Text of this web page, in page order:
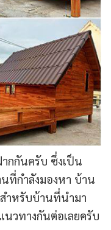
กกันครับ ซึ่งเป็น
ที่กำลังมองหา บ้าน
ำหรับบ้านที่นำมา
วทางกันต่อเลยครับ